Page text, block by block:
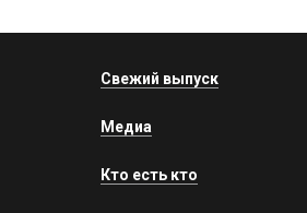
Свежий выпуск
Медиа
Кто есть кто